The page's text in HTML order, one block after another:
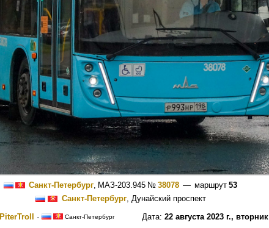
Санкт-Петербург, МАЗ-203.945 № 38078 — маршрут 53
Санкт-Петербург, Дунайский проспект
PiterTroll · Санкт-Петербург Дата: 22 августа 2023 г., вторник